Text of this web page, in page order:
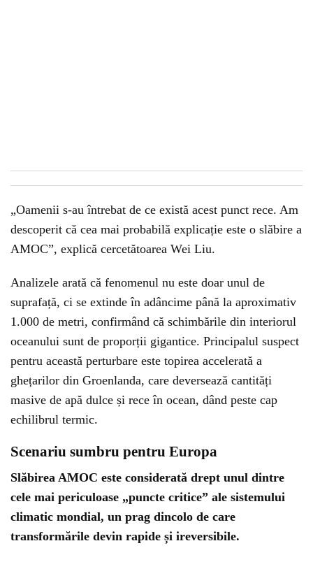
„Oamenii s-au întrebat de ce există acest punct rece. Am
descoperit că cea mai probabilă explicație este o slăbire a
AMOC”, explică cercetătoarea Wei Liu.
Analizele arată că fenomenul nu este doar unul de
suprafață, ci se extinde în adâncime până la aproximativ
1.000 de metri, confirmând că schimbările din interiorul
oceanului sunt de proporții gigantice. Principalul suspect
pentru această perturbare este topirea accelerată a
ghețarilor din Groenlanda, care deversează cantități
masive de apă dulce și rece în ocean, dând peste cap
echilibrul termic.
Scenariu sumbru pentru Europa
Slăbirea AMOC este considerată drept unul dintre
cele mai periculoase „puncte critice” ale sistemului
climatic mondial, un prag dincolo de care
transformările devin rapide și ireversibile.